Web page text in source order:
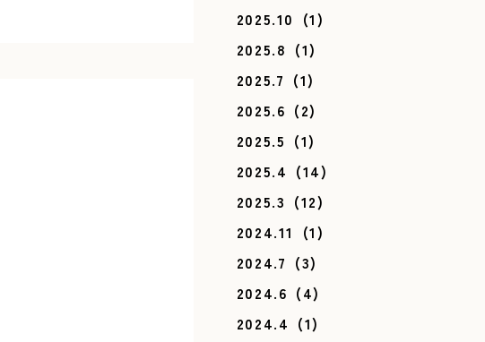
2025.10 (1)
2025.8 (1)
2025.7 (1)
2025.6 (2)
2025.5 (1)
2025.4 (14)
2025.3 (12)
2024.11
(1)
2024.7 (3)
2024.6 (4)
2024.4 (1)